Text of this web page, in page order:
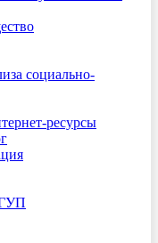
социально-
ресурсы